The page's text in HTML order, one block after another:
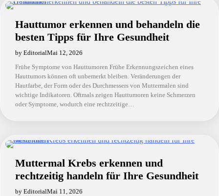
Hauttumor erkennen und behandeln die
besten Tipps für Ihre Gesundheit
by EditorialMai 12, 2026
Frühe Symptome von Hauttumoren Frühe Erkennungszeichen eines
Hauttumors können oft unbemerkt bleiben. Veränderungen der
Hautfarbe, der Form oder des Durchmessers von Muttermalen sind
wichtige Indikatoren. Oftmals zeigen Hauttumoren keine Schmerzen
oder Symptome, wodurch eine rechtzeitige…
Muttermal Krebs erkennen und
rechtzeitig handeln für Ihre Gesundheit
by EditorialMai 11, 2026